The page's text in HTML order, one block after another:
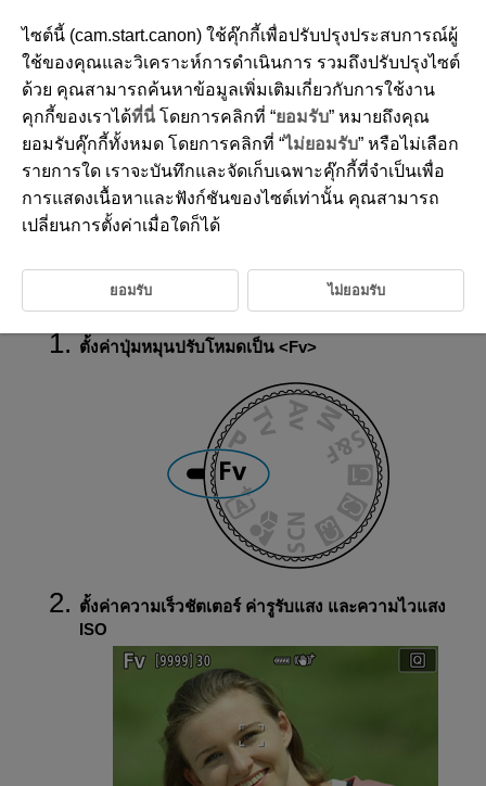
D388-050
Fv: ระดับแสงยืดหยุ่น
ช่วยให้สามารถตั้งค่าความเร็วชัตเตอร์ ค่ารูรับแสง และความไวแสง ISO ได้
โดยอัตโนมัติหรือด้วยตนเอง เทียบเท่ากับการถ่ายภาพในโหมด
AE หมายถึง Auto Exposure (ระดับแสงอัตโนมัติ)
ตั้งค่าปุ่มหมุนปรับโหมดเป็น Fv
ตั้งค่าความเร็วชัตเตอร์ ค่ารูรับแสง และความไวแสง
ISO
ไซต์นี้ (cam.start.canon) ใช้คุ๊กกี้เพื่อปรับปรุงประสบการณ์ผู้
ใช้ของคุณและวิเคราะห์การดำเนินการ รวมถึงปรับปรุงไซต์
ด้วย คุณสามารถค้นหาข้อมูลเพิ่มเติมเกี่ยวกับการใช้งาน
คุกกี้ของเราได้ที่นี่โดยการคลิกที่ “ยอมรับ” หมายถึงคุณ
ยอมรับคุ๊กกี้ทั้งหมด โดยการคลิกที่ “ไม่ยอมรับ” หรือไม่เลือก
รายการใด เราจะบันทึกและจัดเก็บเฉพาะคุ๊กกี้ที่จำเป็นเพื่อ
การแสดงเนื้อหาและฟังก์ชันของไซต์เท่านั้น คุณสามารถ
เปลี่ยนการตั้งค่าเมื่อใดก็ได้
ยอมรับ ไม่ยอมรับ